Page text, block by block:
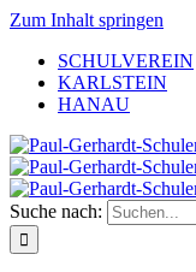
Zum Inhalt springen
SCHULVEREIN
KARLSTEIN
HANAU
Suche nach: